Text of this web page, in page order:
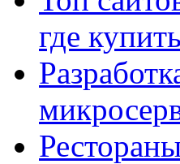
где